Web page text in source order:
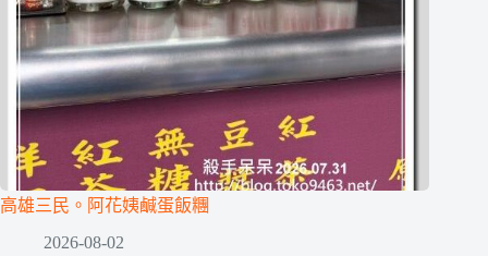
高雄三民。阿花姨鹹蛋飯糰
2026-08-02